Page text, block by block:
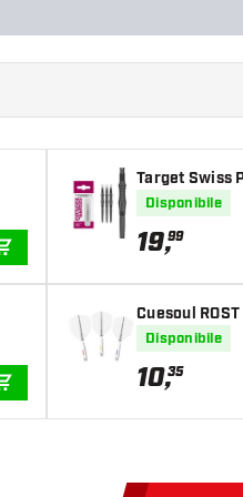
AGGIUNGI AL CARRELLO
AGGIUNGI AL CARRELLO
Target Swiss
Disponibile
19,99
Cuesoul
Disponibile
10,35